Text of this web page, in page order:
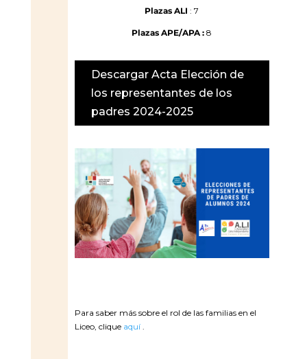
Plazas ALI : 7
Plazas APE/APA : 8
Descargar Acta Elección de
los representantes de los
padres 2024-2025
Para saber más sobre el rol de las familias en el
Liceo, clique aquí.